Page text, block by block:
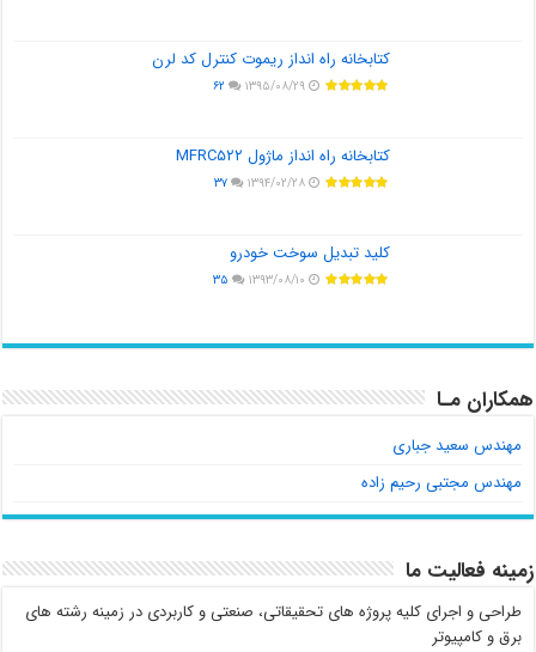
کتابخانه راه انداز ریموت کنترل کد لرن
۱۳۹۵/۰۸/۲۹ ۶۲
کتابخانه راه انداز ماژول MFRC۵۲۲
۱۳۹۴/۰۲/۲۸ ۳۷
کلید تبدیل سوخت خودرو
۱۳۹۳/۰۸/۱۰ ۳۵
همکاران مـا
مهندس سعید جباری
مهندس مجتبی رحیم زاده
زمینه فعالیت ما
طراحی و اجرای کلیه پروژه های تحقیقاتی، صنعتی و کاربردی در زمینه رشته های
برق و کامپیوتر